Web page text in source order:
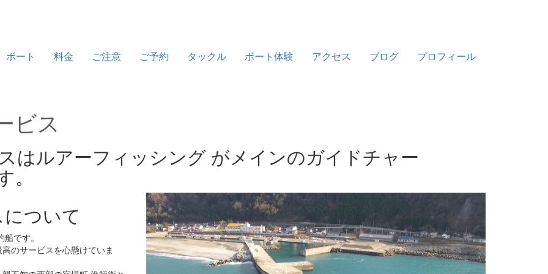
ボート 料金 ご注意 ご予約 タックル ボート体験 アクセス ブログ プロフィール
はルアーフィッシング がメインのガイドチャー
ついて
です。
のサービスを心懸けていま